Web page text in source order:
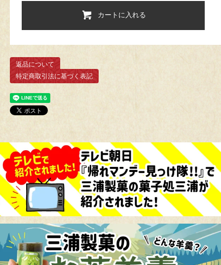
カートに入れる
返品について
特定商取引法に基づく表記